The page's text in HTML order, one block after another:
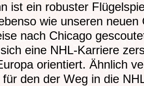
ist ein robuster
wie unseren
nach Chicago
eine NHL-Karriere
orientiert. Ähnlich
für den der Weg in die